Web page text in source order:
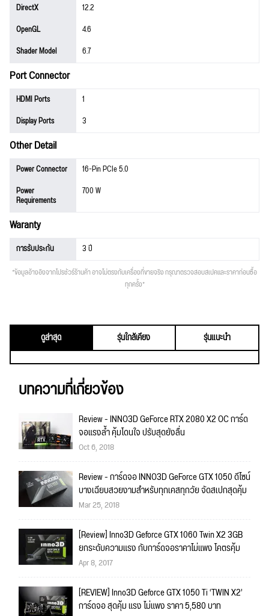
DirectX
12.2
OpenGL
4.6
Shader Model
6.7
Port Connector
HDMI Ports
1
Display Ports
3
Other Detail
Power Connector
16-Pin PCIe 5.0
Power
Requirements
700 W
Waranty
การรับประกัน 3 ปี
*ข้อมูลอ้างอิงจากโปรชัวร์ร้านค้า อาจไม่ตรงกับเครื่องที่ขายจริง กรุณาตรวจสอบสเปคและราคาก่อนซื้อ
ทุกครั้ง*
ดูล่าสุด รุ่นใกล้เคียง รุ่นแนะนำ
บทความที่เกี่ยวข้อง
Review - INNO3D GeForce RTX 2080 X2 OC การ์ด
จอแรงล้ำ คุ้มโดนใจ ปรับสุดยังลื่น
Oct 6, 2018
Review - การ์ดจอ INNO3D GeForce GTX 1050 ดีไซน์
บางเฉียบสวยงามสำหรับทุกเคสทุกวัย จัดสเปกสุดคุ้ม
Mar 25, 2018
[Review] Inno3D Geforce GTX 1060 Twin X2 3GB
ยกระดับความแรง กับการ์ดจอราคาไม่แพง โคตรคุ้ม
Apr 8, 2017
[REVIEW] Inno3D Geforce GTX 1050 Ti ‘TWIN X2’
การ์ดจอ สุดคุ้ม แรง ไม่แพง ราคา 5,580 บาท